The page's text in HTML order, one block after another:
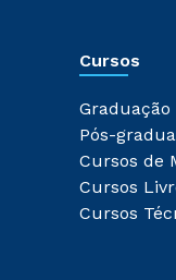
Cursos
Graduação
Pós-
Cursos de
Cursos
Cursos